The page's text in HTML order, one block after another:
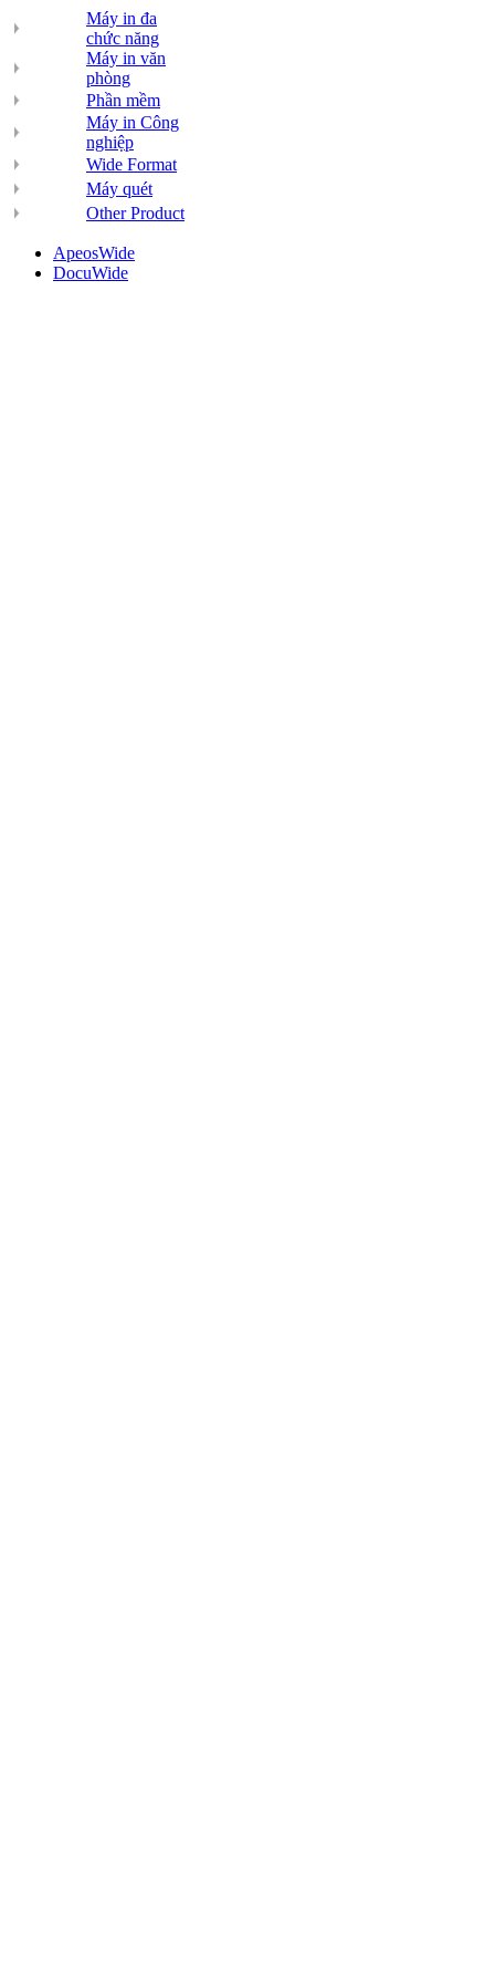
Máy in đa
chức năng
Máy in văn
phòng
Phần mềm
Máy in Công
nghiệp
Wide Format
Máy quét
Other Product
ApeosWide
DocuWide